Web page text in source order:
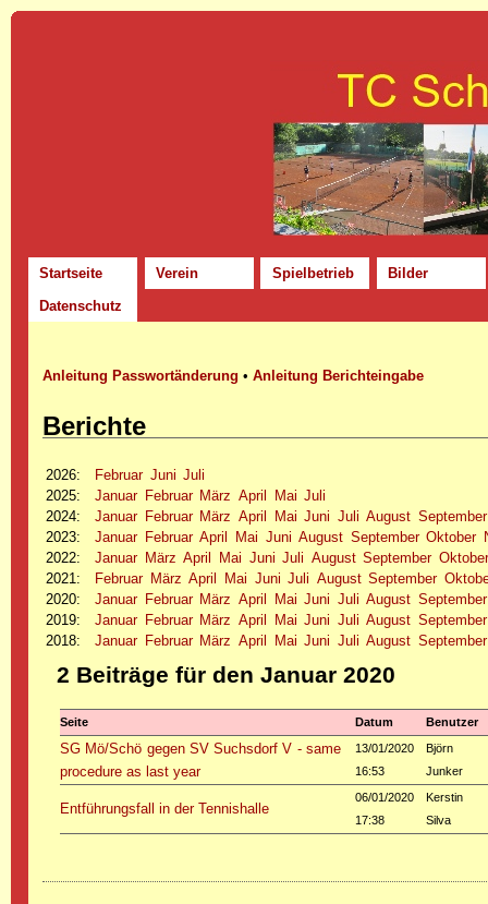
Startseite Verein Spielbetrieb
Bilder
Datenschutz
Anleitung Passwortänderung •Anleitung Berichteingabe
Berichte
2026: Februar Juni Juli
2025: Januar Februar März April Mai Juli
2024: Januar Februar März April Mai Juni Juli August September
2023: Januar Februar April Mai Juni August September Oktober
2022: Januar März April Mai Juni Juli August September
2021: Februar März April Mai Juni Juli August September
2020: Januar Februar März April Mai Juni Juli August September
2019: Januar Februar März April Mai Juni Juli August September
2018: Januar Februar März April Mai Juni Juli August September
2 Beiträge für den Januar 2020
Seite Datum Benutzer
SG Mö/Schö gegen SV Suchsdorf V - same
procedure as last year
13/01/2020
16:53
Björn
Junker
Entführungsfall in der Tennishalle
06/01/2020
17:38
Kerstin
Silva